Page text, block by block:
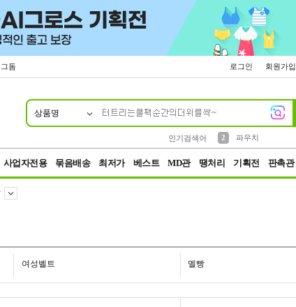
돔 로그인 회원가입
상품명
인기검색어
2
파우치
사업자전용 묶음배송 최저가 베스트 MD관 땡처리 기획전 판촉관
여성벨트 멜빵